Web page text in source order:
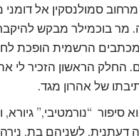
מרחוב סמולנסקין אל
מר בוכמילר מבקש
הרשמית הופכת
החלק הראשון הזכיר לי
של אהרון מגד.
סיפור “נורמטיבי,” גיורא,
דעתנית, לשניהם בת,